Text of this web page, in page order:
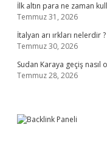
İlk altın para ne zaman
Temmuz 31, 2026
İtalyan arı ırkları nelerdir ?
Temmuz 30, 2026
Sudan Karaya geçiş nasıl
Temmuz 28, 2026